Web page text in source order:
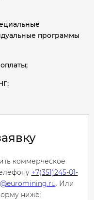
программы
коммерческое
+7(351)245-01-
. Или
ниже: